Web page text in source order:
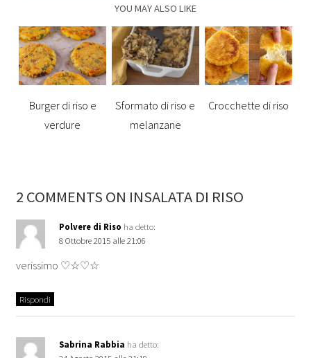
YOU MAY ALSO LIKE
Burger di riso e
verdure
Sformato di riso e
melanzane
Crocchette di riso
2 COMMENTS ON INSALATA DI RISO
Polvere di Riso ha detto:
8 Ottobre 2015 alle 21:06
verissimo ♡☆♡☆
Rispondi
Sabrina Rabbia ha detto: